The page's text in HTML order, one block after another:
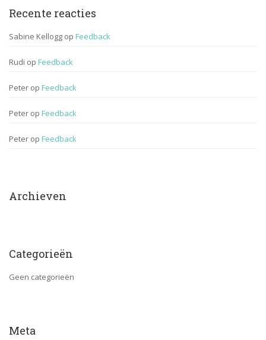
Recente reactie
Sabine Kellogg op Feedback
Rudi op Feedback
Peter op Feedback
Peter op Feedback
Peter op Feedback
Archieven
Categorieën
Geen categorieën
Meta